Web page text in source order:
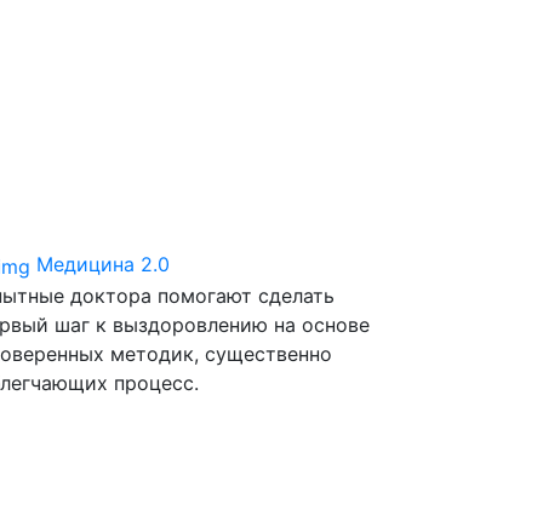
Медицина 2.0
доктора помогают сделать
шаг к выздоровлению на основе
методик, существенно
процесс.